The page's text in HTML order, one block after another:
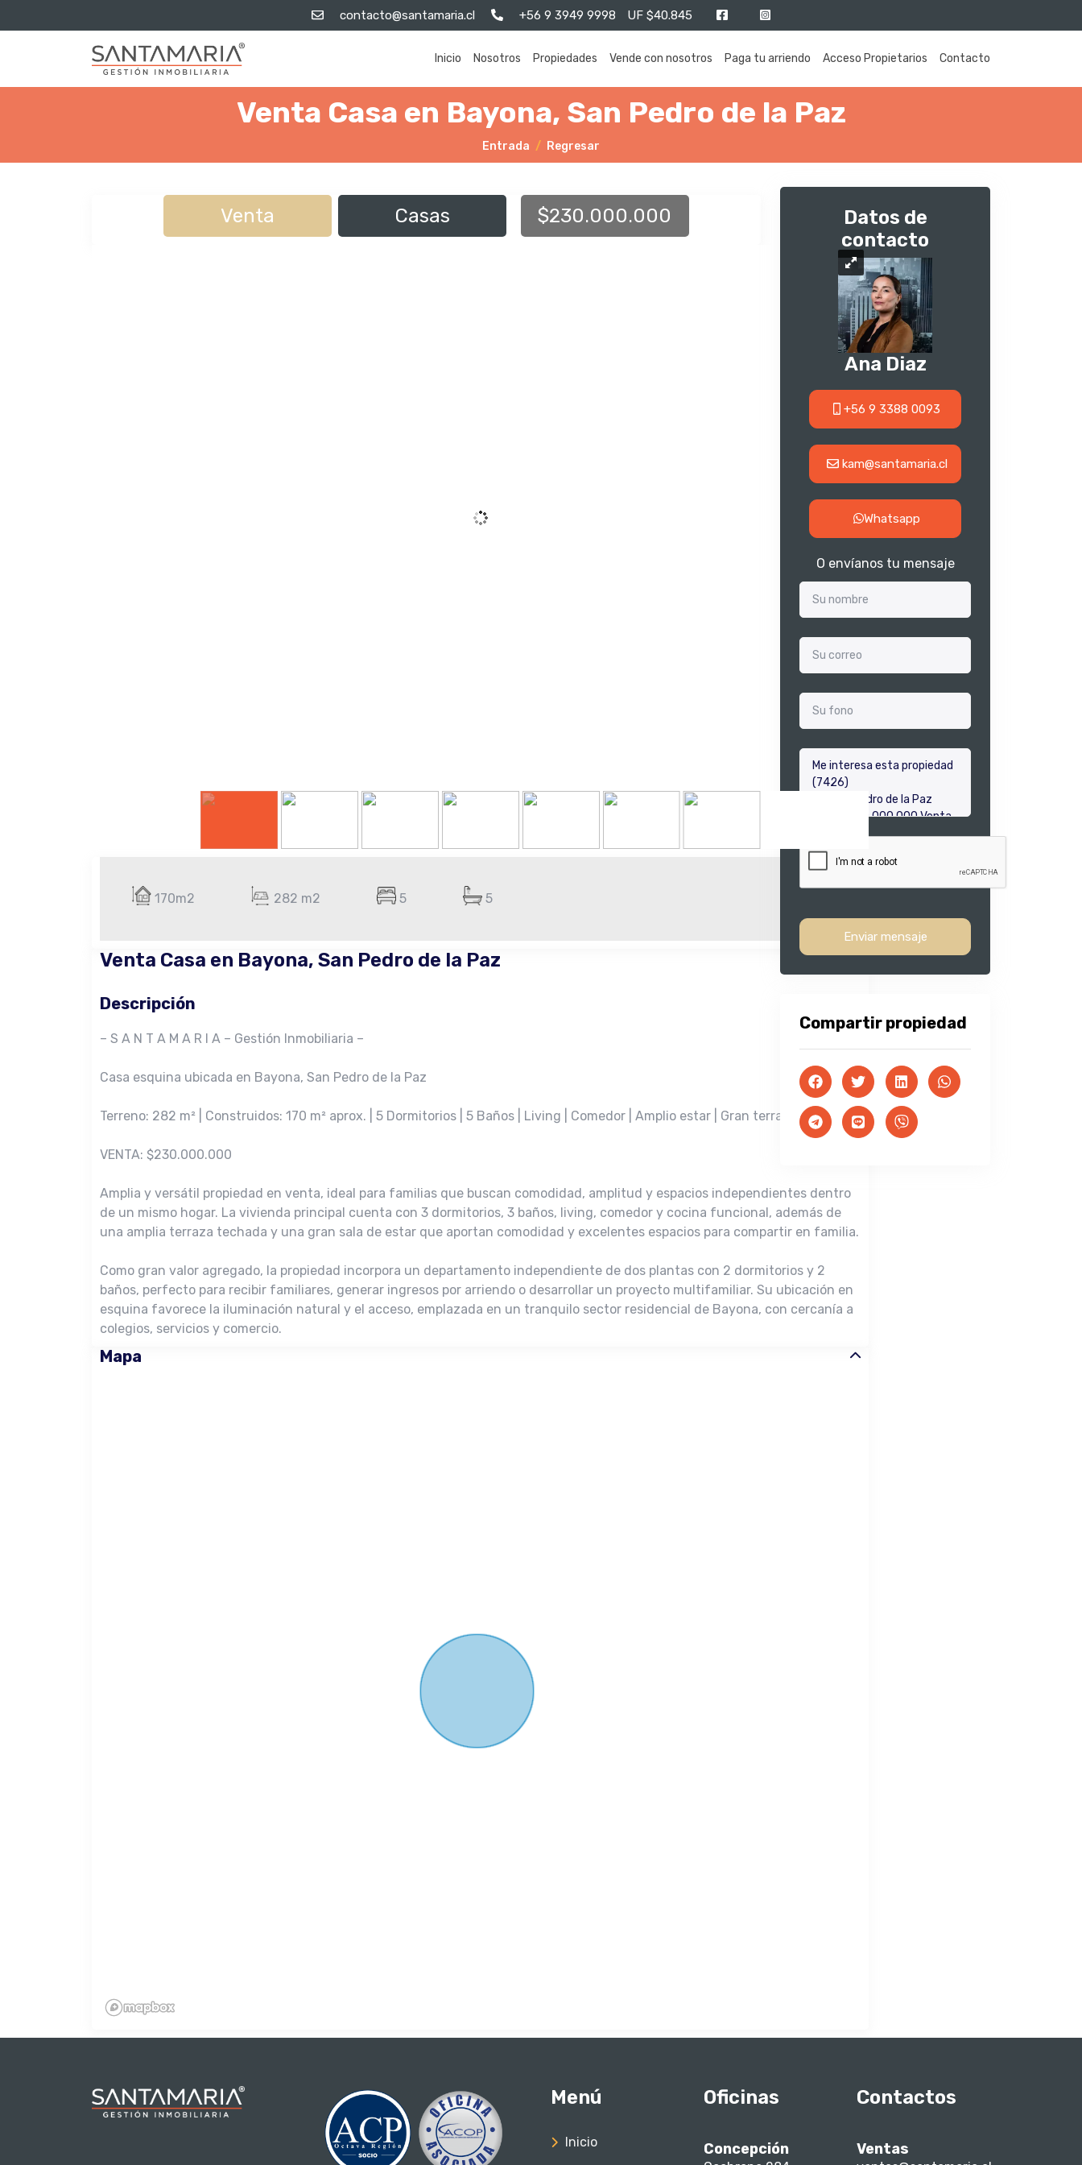
contacto@santamaria.cl +56 9 3949 9998 UF $40.845
Inicio Nosotros Propiedades Vende con nosotros Paga tu arriendo Acceso Propietarios Contacto
Venta Casa en Bayona, San Pedro de la Paz
Entrada Regresar
Venta Casas $230.000.000
170m2 282 m2 5 5
Venta Casa en Bayona, San Pedro de la Paz
Descripción
– S A N T A M A R I A – Gestión Inmobiliaria –
Casa esquina ubicada en Bayona, San Pedro de la Paz
Terreno: 282 m² | Construidos: 170 m² aprox. | 5 Dormitorios | 5 Baños | Living | Comedor | Amplio estar | Gran terraza techada
VENTA: $230.000.000
Amplia y versátil propiedad en venta, ideal para familias que buscan comodidad, amplitud y espacios independientes dentro
de un mismo hogar. La vivienda principal cuenta con 3 dormitorios, 3 baños, living, comedor y cocina funcional, además de
una amplia terraza techada y una gran sala de estar que aportan comodidad y excelentes espacios para compartir en familia.
Como gran valor agregado, la propiedad incorpora un departamento independiente de dos plantas con 2 dormitorios y 2
baños, perfecto para recibir familiares, generar ingresos por arriendo o desarrollar un proyecto multifamiliar. Su ubicación en
esquina favorece la iluminación natural y el acceso, emplazada en un tranquilo sector residencial de Bayona, con cercanía a
colegios, servicios y comercio.
Mapa
Datos de
contacto
Ana Diaz
+56 9 3388 0093
kam@santamaria.cl
Whatsapp
O envíanos tu mensaje
Enviar mensaje
Compartir propiedad
Menú
Inicio
Oficinas
Concepción
Contactos
Ventas